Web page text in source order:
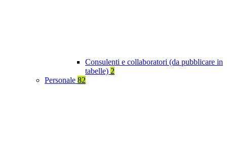
Consulenti e collaboratori (da pubblicare in
tabelle) 2
Personale 82